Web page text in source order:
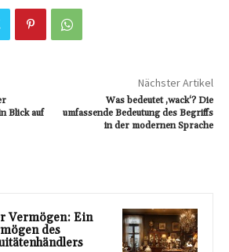
Blick auf
Nächster Artikel
Was bedeutet ‚wack‘? Die
umfassende Bedeutung des Begriffs
in der modernen Sprache
Vermögen: Ein
des